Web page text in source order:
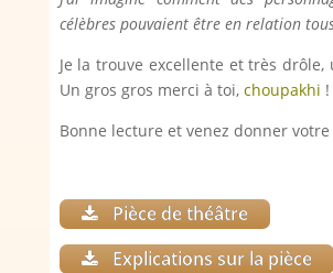
célèbres pouvaient être en relation
Je la trouve excellente et très drôle,
Un gros gros merci à toi, choupakhi !
Bonne lecture et venez donner votre
Pièce de théâtre
Explications sur la pièce